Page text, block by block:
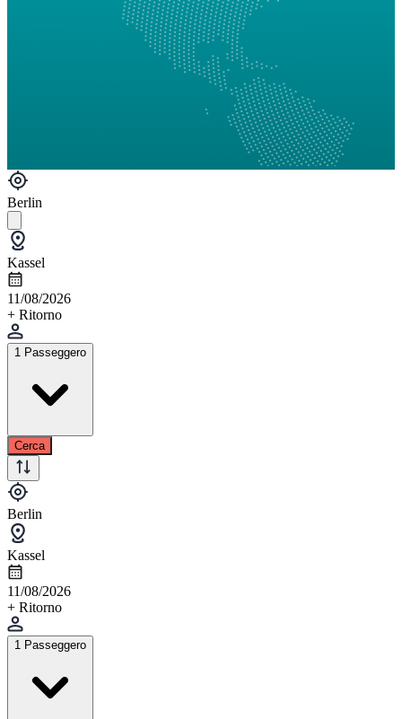
Berlin
Kassel
11/08/2026
+ Ritorno
1 Passeggero
Cerca
Berlin
Kassel
11/08/2026
+ Ritorno
1 Passeggero